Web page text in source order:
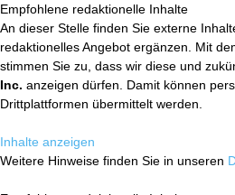
Empfohlene redaktionelle Inhalte
An dieser Stelle finden Sie externe
redaktionelles Angebot ergänzen. Mit
stimmen Sie zu, dass wir diese und
Inc. anzeigen dürfen. Damit können
Drittplattformen übermittelt werden.
Inhalte anzeigen
Weitere Hinweise finden Sie in unseren